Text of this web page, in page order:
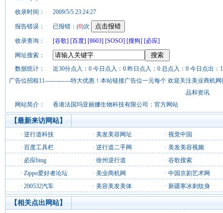
收录时间： 2009/5/5 23:24:27
报告错误： 已报错：(0)次
收录查询： [谷歌] [百度] [8603] [SOSO] [搜狗] [必应]
网址搜索：
数据统计：
近30分点入：0 今日点入：0 昨日点入：0 总点入：0 今日点出：
广告位招租11-------------特大优惠！本站链接广告位一元每个 欢迎关注美业商机
品和资讯
网站简介：
香港法国玛亚丽娜生物科技有限公司：官方网站
【最新来访网站】
· 逆行道科技 · 美发美容网址 · 视觉中国
· 百度工具栏 · 逆行道二手网 · 美发美容视频
· 必应bing · 徐州逆行道 · 谷歌搜索
· Zippo爱好者论坛 · 美业商机网 · 中国京剧艺术网
· 200532汽车 · 美容美发美体 · 新疆寒冰刺纹身
【相关点出网站】